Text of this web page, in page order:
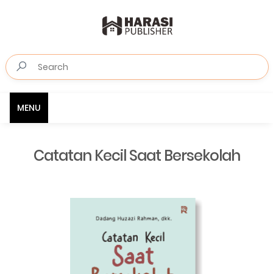
MENU
Catatan Kecil Saat Bersekolah